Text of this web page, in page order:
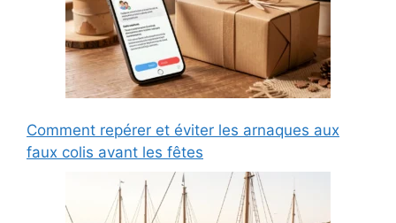
Comment repérer et éviter les arnaques aux
faux colis avant les fêtes